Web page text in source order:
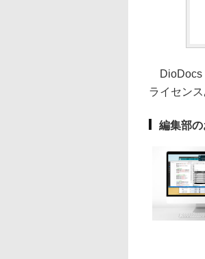
DioDocs
ライセン
編集部